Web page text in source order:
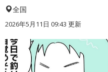
全国
2026年5月11日 09:43 更新